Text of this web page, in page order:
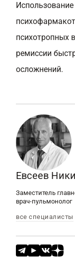
психотропных
ремиссии
осложнений.
Евсеев
Заместитель
врач-пульмонолог
все специалисты